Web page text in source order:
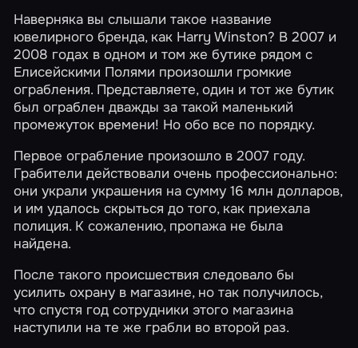
Наверняка вы слышали такое название
ювелирного бренда, как Harry Winston? В 2007 и
2008 годах в одном и том же бутике рядом с
Елисейскими Полями произошли громкие
ограбления. Представляете, один и тот же бутик
был ограблен дважды за такой маленький
промежуток времени! Но обо все по порядку.
Первое ограбление произошло в 2007 году.
Грабители действовали очень профессионально:
они украли украшения на сумму 16 млн долларов,
и им удалось скрыться до того, как приехала
полиция. К сожалению, пропажа не была
найдена.
После такого происшествия следовало бы
усилить охрану в магазине, но так получилось,
что спустя год сотрудники этого магазина
наступили на те же грабли во второй раз.